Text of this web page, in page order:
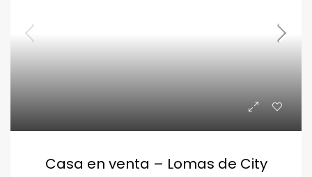
Casa en venta – Lomas de City